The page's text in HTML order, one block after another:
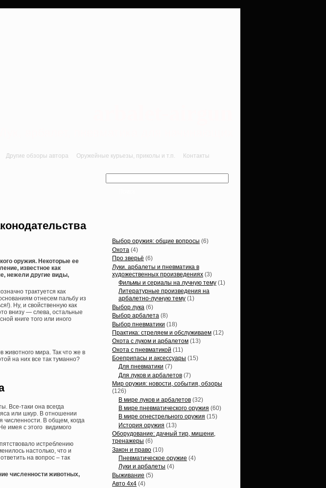
Другие обзоры автора Оружейные курьезы, приколы и т.п. Контакты
оружия. Некоторые ее
известное как
нежели другие виды,
трактуется как
отнесем пальбу из
Ну, и свойственную как
внизу — слева, остальные
книге того или иного
животного мира. Так что же в
на них все так туманно?
Все-таки она всегда
или шкур. В отношении
численности. В общем, когда
имея с этого видимого
истреблению
настолько, что и
на вопрос – так
численности животных,
Выбор оружия: общие вопросы (6)
Охота (4)
Про зверьё (6)
Луки. арбалеты и пневматика в
художественных произведениях (3)
Фильмы и сериалы на лучную тему (1)
Литературные произведения на
арбалетно-лучную тему (1)
Выбор лука (6)
Выбор арбалета (8)
Выбор пневматики (18)
Практика: стреляем и обслуживаем (12)
Охота с луком и арбалетом (13)
Охота с пневматикой (11)
Боеприпасы и аксессуары (15)
Для пневматики (7)
Для луков и арбалетов (7)
Мир оружия: новости, события, обзоры
(126)
В мире луков и арбалетов (32)
В мире пневматического оружия (60)
В мире огнестрельного оружия (15)
История оружия (13)
Оборудование: дачный тир, мишени,
тренажеры (6)
Закон и право (10)
Пневматическое оружие (4)
Луки и арбалеты (4)
Выживание (5)
Авто 4х4 (4)